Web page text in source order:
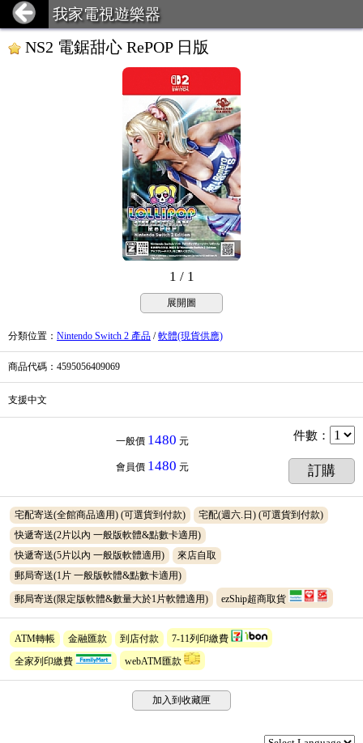
我家電視遊樂器
NS2 電鋸甜心 RePOP 日版
1 / 1
展開圖
分類位置 ： Nintendo Switch 2 產品 /軟體(現貨供應)
商品代碼 ：4595056409069
支援中文
一般價 1480 元
會員價 1480 元
件數 ：
訂購
宅配寄送(全館商品適用) (可選貨到付款) 宅配(週六.日) (可選貨到付款)
快遞寄送(2片以內 一般版軟體&點數卡適用)
快遞寄送(5片以內 一般版軟體適用)
來店自取
郵局寄送(1片 一般版軟體&點數卡適用)
郵局寄送(限定版軟體&數量大於1片軟體適用) ezShip超商取貨
ATM轉帳 金融匯款 到店付款 7-11列印繳費
全家列印繳費 webATM匯款
加入到收藏匣